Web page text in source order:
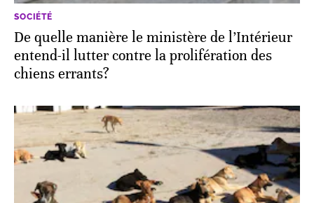
SOCIÉTÉ
De quelle manière le ministère de l’Intérieur
entend-il lutter contre la prolifération des
chiens errants?